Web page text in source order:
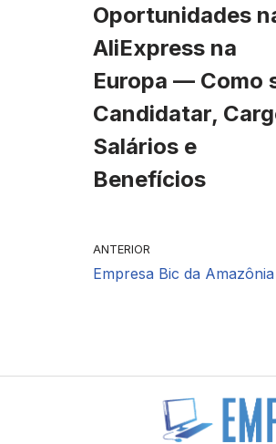
Oportunidades
AliExpress na
Europa — Como
Candidatar,
Salários e
Benefícios
ANTERIOR
Empresa Bic da